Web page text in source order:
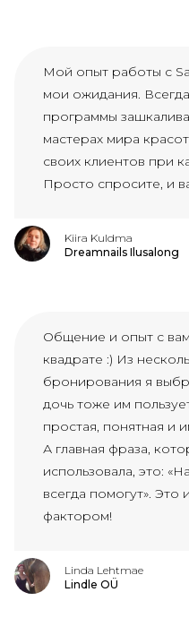
Мой опыт работы с
мои ожидания.
программы
мастерах мира
своих клиентов при
Просто спросите, и
Kiira Kuldma
Dreamnails Ilusalong
Общение и опыт с
квадрате :) Из
бронирования я
дочь тоже им
простая, понятная и
А главная фраза,
использовала, это:
всегда помогут».
фактором!
Linda Lehtmae
Lindle OÜ